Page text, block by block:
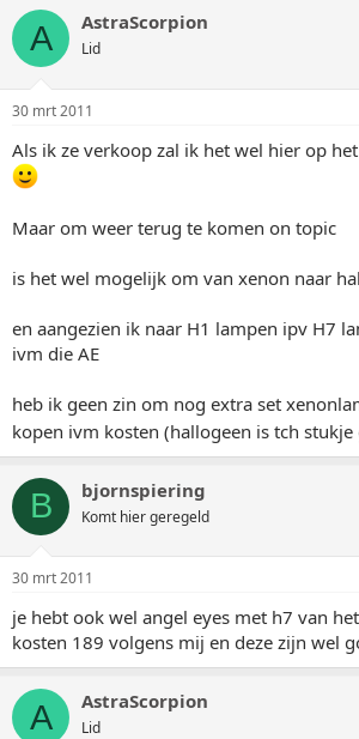
A AstraScorpion
Lid
30 mrt 2011
Als ik ze verkoop zal ik het wel hier op
Maar om weer terug te komen on topic
is het wel mogelijk om van xenon naar
en aangezien ik naar H1 lampen ipv H7
ivm die AE
heb ik geen zin om nog extra set
kopen ivm kosten (hallogeen is tch
B bjornspiering
Komt hier geregeld
30 mrt 2011
je hebt ook wel angel eyes met h7 van
kosten 189 volgens mij en deze zijn wel
A AstraScorpion
Lid